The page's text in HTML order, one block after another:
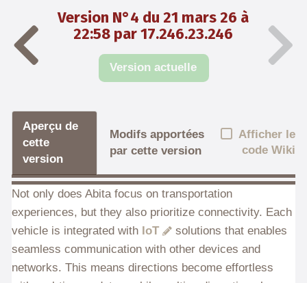
Version N°4 du 21 mars 26 à
22:58 par 17.246.23.246
Version actuelle
Aperçu de
cette
version
Modifs apportées
par cette version
Afficher le
code Wiki